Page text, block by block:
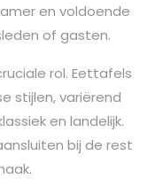
en voldoende
of gasten.
rol. Eettafels
stijlen, variërend
en landelijk.
bij de rest